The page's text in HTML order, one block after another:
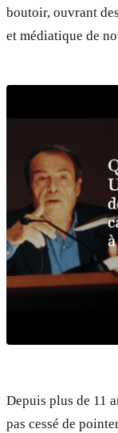
boutoir, ouvrant
et médiatique de
Depuis plus de 11
pas cessé de